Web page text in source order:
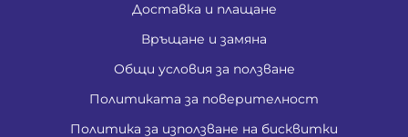
Доставка и плащане
Връщане и замяна
Общи условия за ползване
Политиката за поверителност
Политика за използване на бисквитки